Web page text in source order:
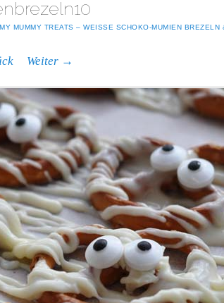
MUMMY TREATS – WEISSE SCHOKO-MUMIEN BREZELN
Weiter →